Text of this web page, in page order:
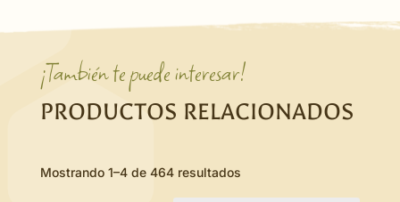
¡También te puede interesar!
PRODUCTOS RELACIONADOS
Mostrando 1–4 de 464 resultados